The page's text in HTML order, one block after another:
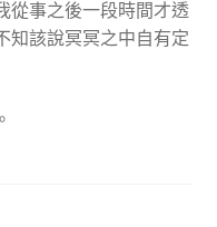
從事之後一段時間才透
知該說冥冥之中自有定